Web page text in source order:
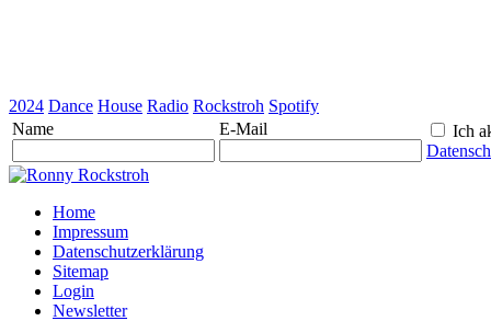
2024 Dance House Radio Rockstroh Spotify
Name
E-Mail
Ich
Home
Impressum
Datenschutzerklärung
Sitemap
Login
Newsletter